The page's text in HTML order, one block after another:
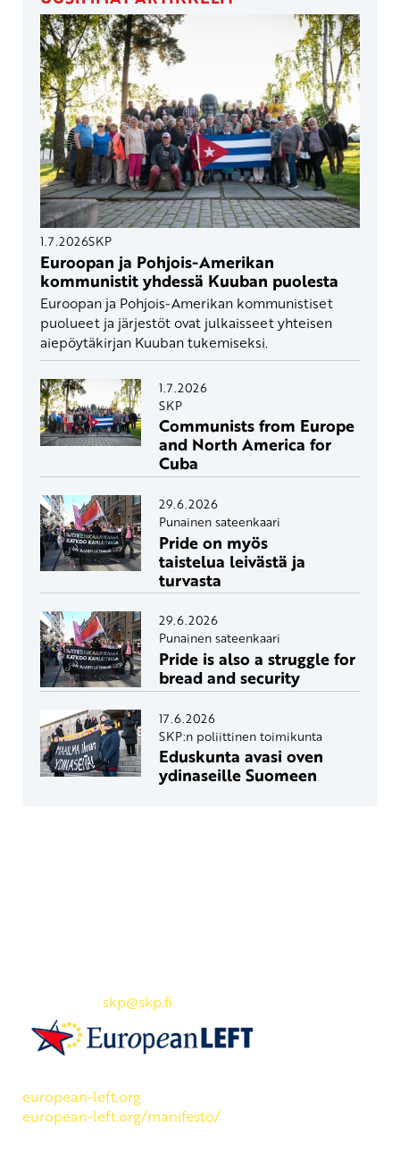
1.7.2026SKP
Euroopan ja Pohjois-Amerikan
kommunistit yhdessä Kuuban puolesta
Euroopan ja Pohjois-Amerikan kommunistiset
puolueet ja järjestöt ovat julkaisseet yhteisen
aiepöytäkirjan Kuuban tukemiseksi.
1.7.2026
SKP
Communists from Europe
and North America for
Cuba
29.6.2026
Punainen sateenkaari
Pride on myös
taistelua leivästä ja
turvasta
29.6.2026
Punainen sateenkaari
Pride is also a struggle for
bread and security
17.6.2026
SKP:n poliittinen toimikunta
Eduskunta avasi oven
ydinaseille Suomeen
skp@skp.fi
european-left.org
european-left.org/manifesto/